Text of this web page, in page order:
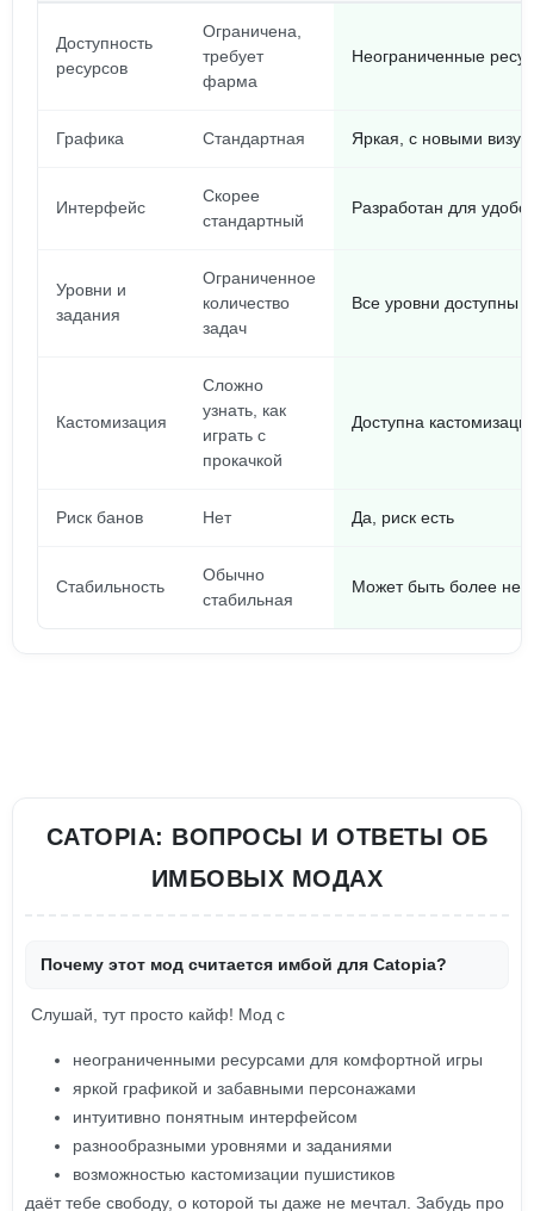
Доступность
ресурсов
Ограничена,
требует
фарма
Неограниченные
Графика Стандартная Яркая, с новыми
Интерфейс
Скорее
стандартный
Разработан для
Уровни и
задания
Ограниченное
количество
задач
Все уровни доступны
Кастомизация
Сложно
узнать, как
играть с
прокачкой
Доступна
Риск банов Нет Да, риск есть
Стабильность
Обычно
стабильная
Может быть более
CATOPIA: ВОПРОСЫ И ОТВЕТЫ ОБ
ИМБОВЫХ МОДАХ
Почему этот мод считается имбой для Catopia?
Слушай, тут просто кайф! Мод с
неограниченными ресурсами для комфортной игры
яркой графикой и забавными персонажами
интуитивно понятным интерфейсом
разнообразными уровнями и заданиями
возможностью кастомизации пушистиков
даёт тебе свободу, о которой ты даже не мечтал. Забудь про